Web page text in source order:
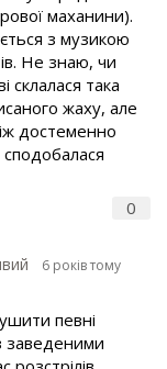
0
маханини).
з музикою
Не знаю, чи
склалася така
жаху, але
достеменно
сподобалася
6 років тому
певні
заведеними